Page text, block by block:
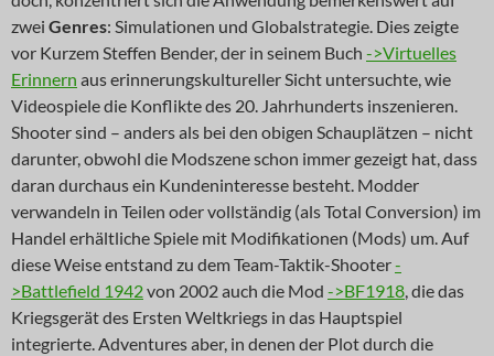
zwei Genres: Simulationen und Globalstrategie. Dies zeigte
vor Kurzem Steffen Bender, der in seinem Buch ->Virtuelles
Erinnern aus erinnerungskultureller Sicht untersuchte, wie
Videospiele die Konflikte des 20. Jahrhunderts inszenieren.
Shooter sind – anders als bei den obigen Schauplätzen – nicht
darunter, obwohl die Modszene schon immer gezeigt hat, dass
daran durchaus ein Kundeninteresse besteht. Modder
verwandeln in Teilen oder vollständig (als Total Conversion) im
Handel erhältliche Spiele mit Modifikationen (Mods) um. Auf
diese Weise entstand zu dem Team-Taktik-Shooter-
>Battlefield 1942von 2002 auch die Mod ->BF1918, die das
Kriegsgerät des Ersten Weltkriegs in das Hauptspiel
integrierte. Adventures aber, in denen der Plot durch die